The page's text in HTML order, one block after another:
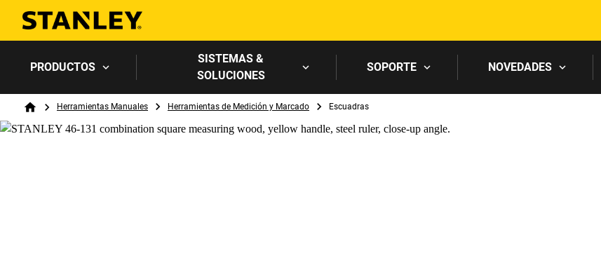
PRODUCTOS
SISTEMAS &
SOLUCIONES
SOPORTE NOVEDADES
Breadcrumb
HomeHerramientas Manuales Herramientas de Medición y Marcado Escuadras